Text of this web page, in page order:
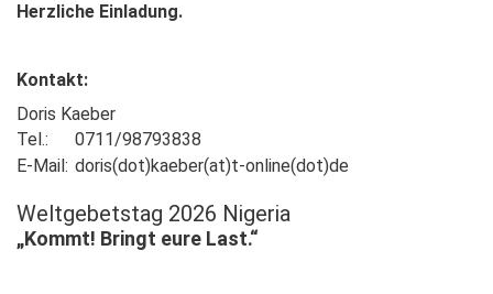
Herzliche Einladung.
Kontakt:
Doris Kaeber
Tel.:
0711/98793838
E-Mail: doris(dot)kaeber(at)t-online(dot)de
Weltgebetstag 2026 Nigeria
„Kommt! Bringt eure Last.“